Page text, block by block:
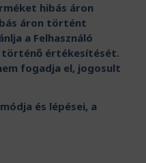
hibás áron
áron történt
a Felhasználó
történő értékesítését.
fogadja el, jogosult
és lépései, a